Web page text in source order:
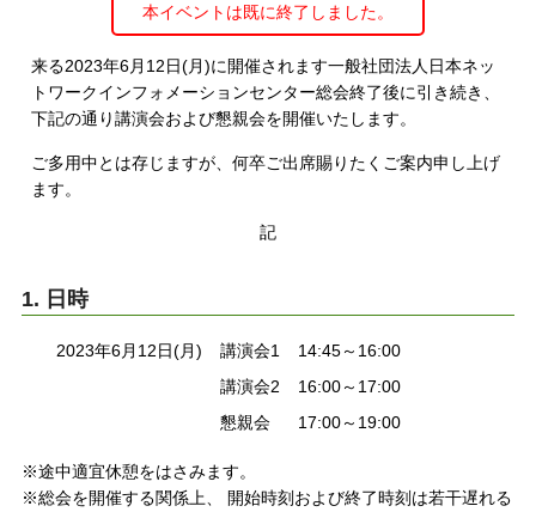
本イベントは既に終了しました。
来る2023年6月12日(月)に開催されます一般社団法人日本ネッ
トワークインフォメーションセンター総会終了後に引き続き、
下記の通り講演会および懇親会を開催いたします。
ご多用中とは存じますが、何卒ご出席賜りたくご案内申し上げ
ます。
記
1. 日時
2023年6月12日(月) 講演会1
14:45～16:00
講演会2
16:00～17:00
懇親会
17:00～19:00
※途中適宜休憩をはさみます。
※総会を開催する関係上、 開始時刻および終了時刻は若干遅れる